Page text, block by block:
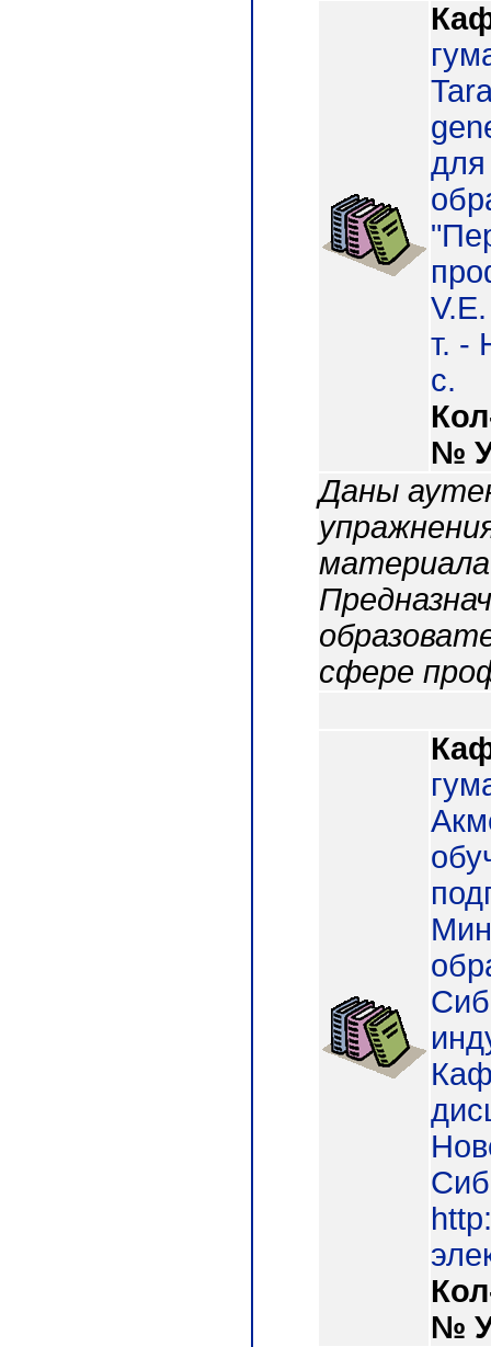
для
т. -
с.
№
Даны
материала
сфере
№